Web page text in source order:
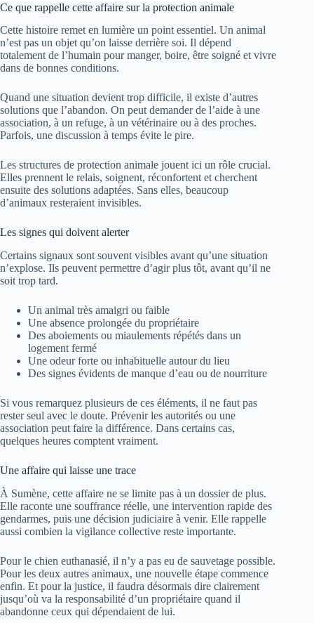
Ce que rappelle cette affaire sur la protection animale
Cette histoire remet en lumière un point essentiel. Un animal
n’est pas un objet qu’on laisse derrière soi. Il dépend
totalement de l’humain pour manger, boire, être soigné et vivre
dans de bonnes conditions.
Quand une situation devient trop difficile, il existe d’autres
solutions que l’abandon. On peut demander de l’aide à une
association, à un refuge, à un vétérinaire ou à des proches.
Parfois, une discussion à temps évite le pire.
Les structures de protection animale jouent ici un rôle crucial.
Elles prennent le relais, soignent, réconfortent et cherchent
ensuite des solutions adaptées. Sans elles, beaucoup
d’animaux resteraient invisibles.
Les signes qui doivent alerter
Certains signaux sont souvent visibles avant qu’une situation
n’explose. Ils peuvent permettre d’agir plus tôt, avant qu’il ne
soit trop tard.
Un animal très amaigri ou faible
Une absence prolongée du propriétaire
Des aboiements ou miaulements répétés dans un
logement fermé
Une odeur forte ou inhabituelle autour du lieu
Des signes évidents de manque d’eau ou de nourriture
Si vous remarquez plusieurs de ces éléments, il ne faut pas
rester seul avec le doute. Prévenir les autorités ou une
association peut faire la différence. Dans certains cas,
quelques heures comptent vraiment.
Une affaire qui laisse une trace
À Sumène, cette affaire ne se limite pas à un dossier de plus.
Elle raconte une souffrance réelle, une intervention rapide des
gendarmes, puis une décision judiciaire à venir. Elle rappelle
aussi combien la vigilance collective reste importante.
Pour le chien euthanasié, il n’y a pas eu de sauvetage possible.
Pour les deux autres animaux, une nouvelle étape commence
enfin. Et pour la justice, il faudra désormais dire clairement
jusqu’où va la responsabilité d’un propriétaire quand il
abandonne ceux qui dépendaient de lui.